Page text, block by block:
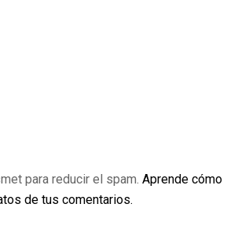
para reducir el spam. Aprende cómo
de tus comentarios.